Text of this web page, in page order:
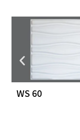
WS 60